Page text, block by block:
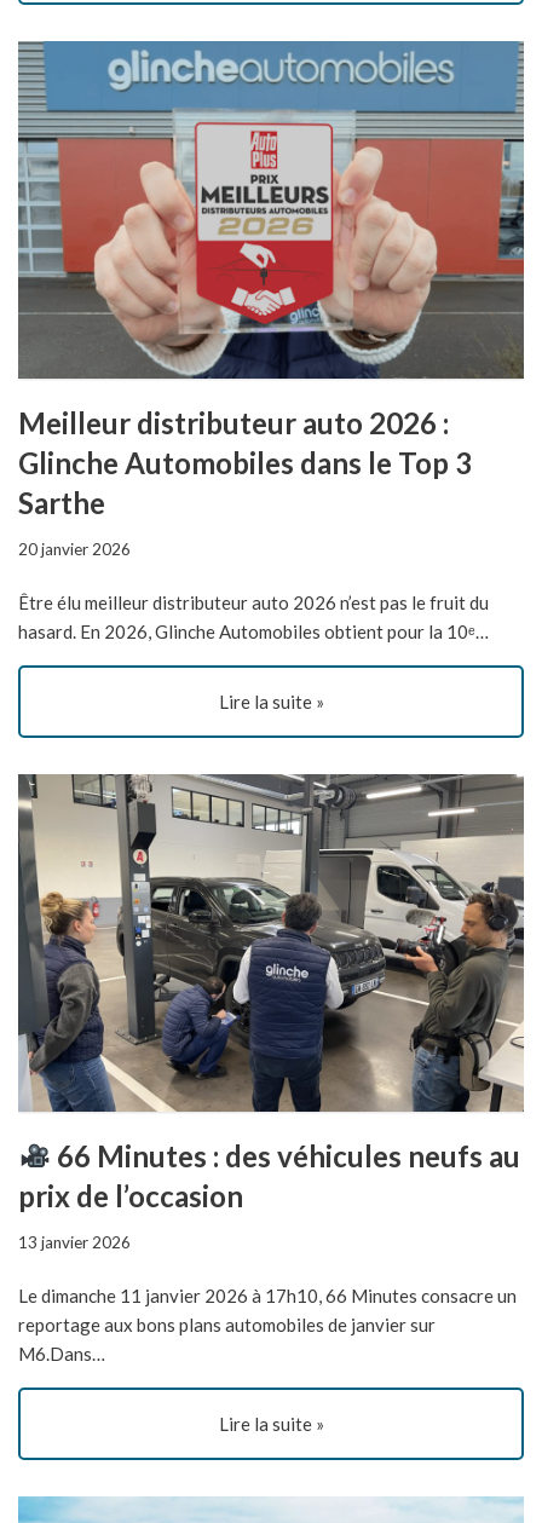
Meilleur distributeur auto 2026 :
Glinche Automobiles dans le Top 3
Sarthe
20 janvier 2026
Être élu meilleur distributeur auto 2026 n’est pas le fruit du
hasard. En 2026, Glinche Automobiles obtient pour la 10ᵉ…
Lire la suite »
66 Minutes : des véhicules neufs au
prix de l’occasion
13 janvier 2026
Le dimanche 11 janvier 2026 à 17h10, 66 Minutes consacre un
reportage aux bons plans automobiles de janvier sur
M6.Dans…
Lire la suite »